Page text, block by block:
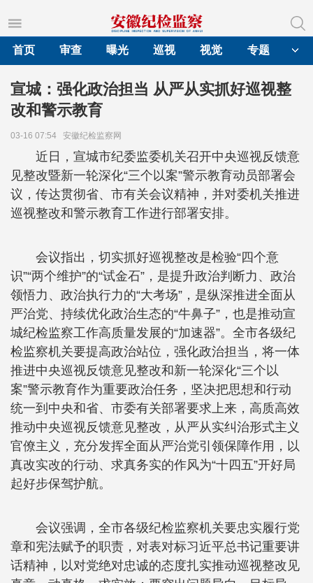
首页
审查 曝光 巡视 视觉 专题
宣城：强化政治担当 从严从实抓好巡视整
改和警示教育
03-16 07:54 安徽纪检监察网
近日，宣城市纪委监委机关召开中央巡视反馈意
见整改暨新一轮深化“三个以案”警示教育动员部署会
议，传达贯彻省、市有关会议精神，并对委机关推进
巡视整改和警示教育工作进行部署安排。
会议指出，切实抓好巡视整改是检验“四个意
识”“两个维护”的“试金石”，是提升政治判断力、政治
领悟力、政治执行力的“大考场”，是纵深推进全面从
严治党、持续优化政治生态的“牛鼻子”，也是推动宣
城纪检监察工作高质量发展的“加速器”。全市各级纪
检监察机关要提高政治站位，强化政治担当，将一体
推进中央巡视反馈意见整改和新一轮深化“三个以
案”警示教育作为重要政治任务，坚决把思想和行动
统一到中央和省、市委有关部署要求上来，高质高效
推动中央巡视反馈意见整改，从严从实纠治形式主义
官僚主义，充分发挥全面从严治党引领保障作用，以
真改实改的行动、求真务实的作风为“十四五”开好局
起好步保驾护航。
会议强调，全市各级纪检监察机关要忠实履行党
章和宪法赋予的职责，对表对标习近平总书记重要讲
话精神，以对党绝对忠诚的态度扎实推动巡视整改见